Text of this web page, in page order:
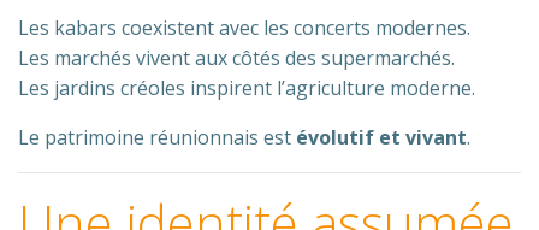
Les kabars coexistent avec les concerts modernes.
Les marchés vivent aux côtés des supermarchés.
Les jardins créoles inspirent l’agriculture moderne.
Le patrimoine réunionnais est évolutif et vivant.